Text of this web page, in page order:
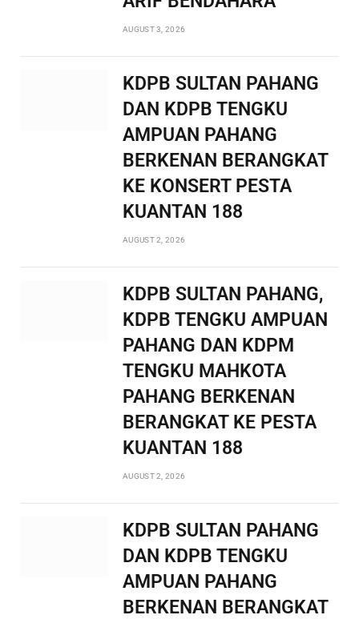
AUGUST 3, 2026
KDPB SULTAN PAHANG
DAN KDPB TENGKU
AMPUAN PAHANG
BERKENAN BERANGKAT
KE KONSERT PESTA
KUANTAN 188
AUGUST 2, 2026
KDPB SULTAN PAHANG,
KDPB TENGKU AMPUAN
PAHANG DAN KDPM
TENGKU MAHKOTA
PAHANG BERKENAN
BERANGKAT KE PESTA
KUANTAN 188
AUGUST 2, 2026
KDPB SULTAN PAHANG
DAN KDPB TENGKU
AMPUAN PAHANG
BERKENAN BERANGKAT